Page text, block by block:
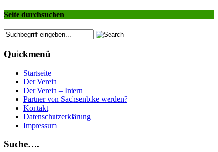
Seite durchsuchen
Quickmenü
Startseite
Der Verein
Der Verein – Intern
Partner von Sachsenbike werden?
Kontakt
Datenschutzerklärung
Impressum
Suche….